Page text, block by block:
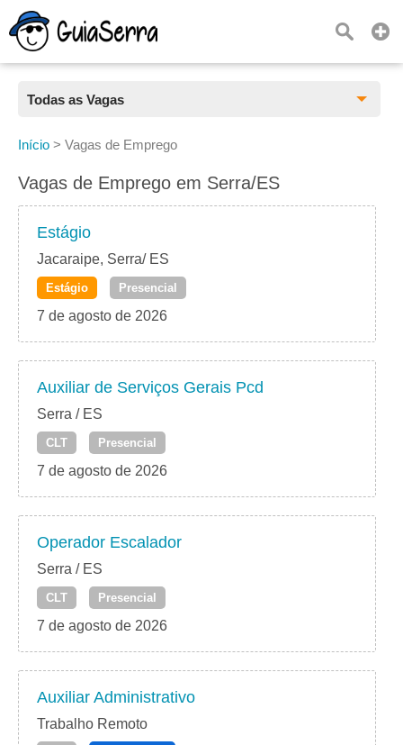
Todas as Vagas
Todas as Vagas
CLT
Freelancer
PJ
Início > Vagas de Emprego
Vagas de Emprego em Serra/ES
Estágio
Jacaraipe, Serra/ ES
Estágio Presencial
7 de agosto de 2026
Auxiliar de Serviços Gerais Pcd
Serra / ES
CLT Presencial
7 de agosto de 2026
Operador Escalador
Serra / ES
CLT Presencial
7 de agosto de 2026
Auxiliar Administrativo
Trabalho Remoto